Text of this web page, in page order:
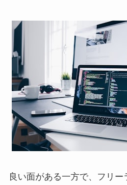
良い面がある一方で、フリー